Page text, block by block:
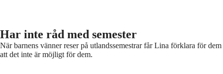
Har inte råd med semester
När barnens vänner reser på utlandssemestrar får Lina förklara för dem
att det inte är möjligt för dem.